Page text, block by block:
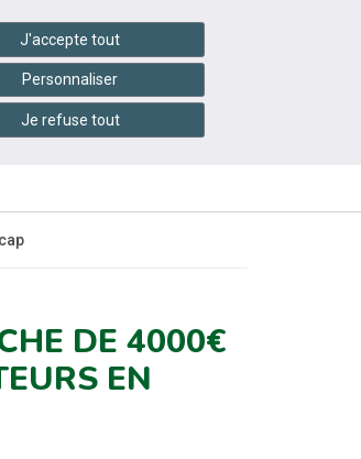
Services en ligne
CONTACTEZ-
NOUS
ÉVÉNEMENTS
DE 4000€
EN
J'accepte tout
Personnaliser
Je refuse tout